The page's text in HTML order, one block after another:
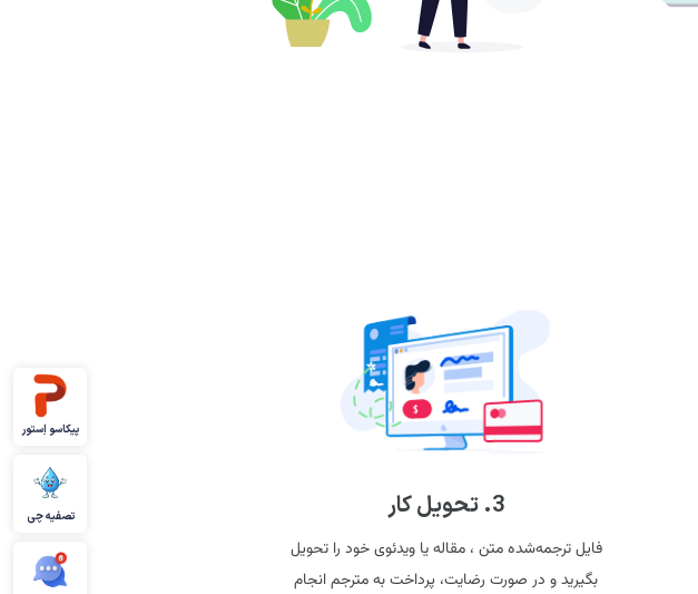
3. تحویل کار
فایل ترجمه‌شده متن ، مقاله یا ویدئوی خود را تحویل
بگیرید و در صورت رضایت، پرداخت به مترجم انجام
پیکاسو اِستور
تصفیه چی